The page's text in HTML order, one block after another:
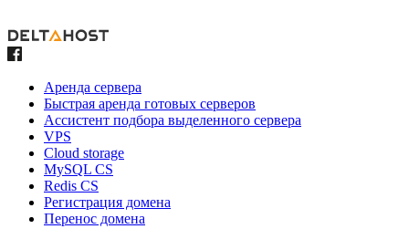
Аренда сервера
Быстрая аренда готовых серверов
Ассистент подбора выделенного сервера
VPS
Cloud storage
MySQL CS
Redis CS
Регистрация домена
Перенос домена